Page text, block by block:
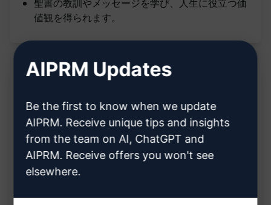
聖書の教訓やメッセージを学び、人生に役立つ価
値観を得られます。
説明:
機能:
聖書の解説を取得する
AIPRM Updates
Be the first to know when we update
AIPRM. Receive unique tips and insights
from the team on AI, ChatGPT and
AIPRM. Receive offers you won't see
elsewhere.